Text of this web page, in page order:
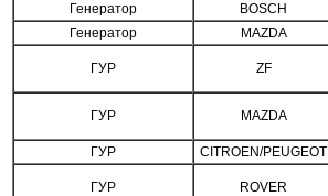
Генератор BOSCH
Генератор
MAZDA
ГУР ZF
ГУР MAZDA
ГУР CITROEN/PEUGEOT
ГУР ROVER